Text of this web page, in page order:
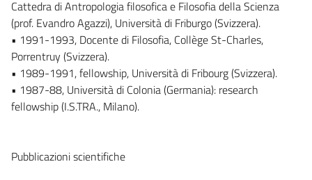
Cattedra di Antropologia filosofica e Filosofia della Scienza
(prof. Evandro Agazzi), Università di Friburgo (Svizzera).
• 1991-1993, Docente di Filosofia, Collège St-Charles,
Porrentruy (Svizzera).
• 1989-1991, fellowship, Università di Fribourg (Svizzera).
• 1987-88, Università di Colonia (Germania): research
fellowship (I.S.TRA., Milano).
Pubblicazioni scientifiche